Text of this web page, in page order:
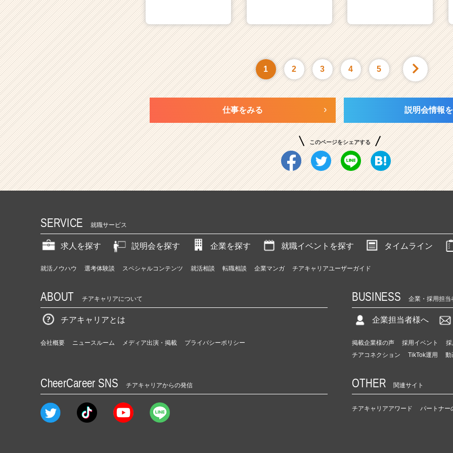
1 2 3 4 5
仕事をみる 説明会情報
このページをシェアする
SERVICE 就職サービス
求人を探す 説明会を探す 企業を探す 就職イベントを探す タイムライン
就活ノウハウ 選考体験談 スペシャルコンテンツ 就活相談 転職相談 企業マンガ チアキャリアユーザーガイド
ABOUT チアキャリアについて
チアキャリアとは
会社概要 ニュースルーム メディア出演・掲載 プライバシーポリシー
BUSINESS 企業・採用担当
企業担当者様へ
掲載企業様の声 採用イベント
チアコネクション
TikTok運用 動
CheerCareer SNS チアキャリアからの発信 OTHER 関連サイト
チアキャリアアワード パートナー